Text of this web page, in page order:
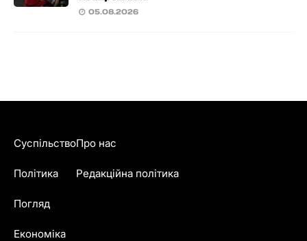
05.08.2026
Суспільство
Політика
Погляд
Економіка
Про нас
Редакційна політика